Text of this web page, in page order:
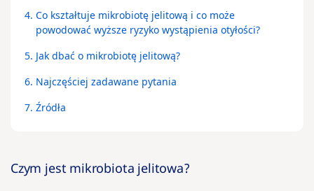
4. Co kształtuje mikrobiotę jelitową i co może
powodować wyższe ryzyko wystąpienia otyłości?
5. Jak dbać o mikrobiotę jelitową?
6. Najczęściej zadawane pytania
7. Źródła
Czym jest mikrobiota jelitowa?